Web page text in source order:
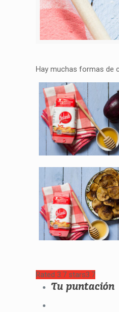
Hay muchas formas de
Rated 3.7 stars3.7
Tu puntación